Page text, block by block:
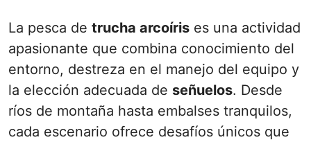
La pesca de trucha arcoíris es una actividad
apasionante que combina conocimiento del
entorno, destreza en el manejo del equipo y
la elección adecuada de señuelos. Desde
ríos de montaña hasta embalses tranquilos,
cada escenario ofrece desafíos únicos que